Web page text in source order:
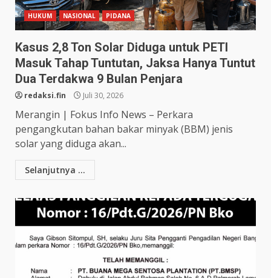
HUKUM NASIONAL PIDANA
Kasus 2,8 Ton Solar Diduga untuk PETI
Masuk Tahap Tuntutan, Jaksa Hanya Tuntut
Dua Terdakwa 9 Bulan Penjara
redaksi.fin Juli 30, 2026
Merangin | Fokus Info News – Perkara
pengangkutan bahan bakar minyak (BBM) jenis
solar yang diduga akan...
Selanjutnya ...